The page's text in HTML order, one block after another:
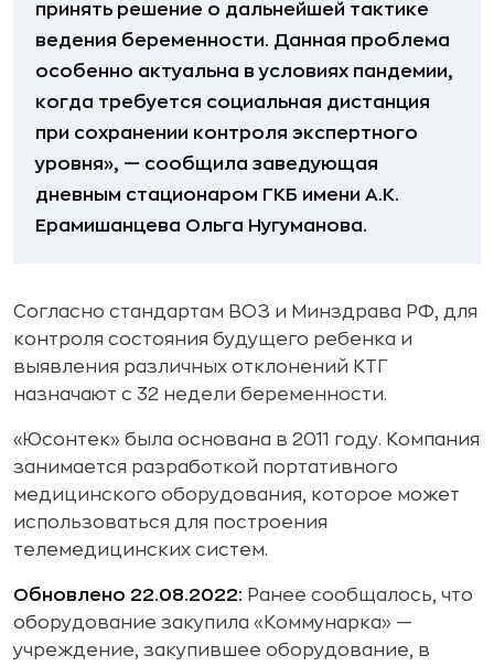
принять решение о дальнейшей тактике
ведения беременности. Данная проблема
особенно актуальна в условиях пандемии,
когда требуется социальная дистанция
при сохранении контроля экспертного
уровня», — сообщила заведующая
дневным стационаром ГКБ имени А.К.
Ерамишанцева Ольга Нугуманова.
Согласно стандартам ВОЗ и Минздрава РФ, для
контроля состояния будущего ребенка и
выявления различных отклонений КТГ
назначают с 32 недели беременности.
«Юсонтек» была основана в 2011 году. Компания
занимается разработкой портативного
медицинского оборудования, которое может
использоваться для построения
телемедицинских систем.
Обновлено 22.08.2022: Ранее сообщалось, что
оборудование закупила «Коммунарка» —
учреждение, закупившее оборудование, в